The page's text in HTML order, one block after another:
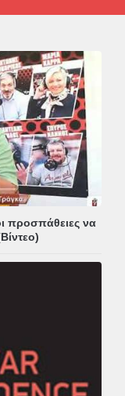
προσπάθειες να